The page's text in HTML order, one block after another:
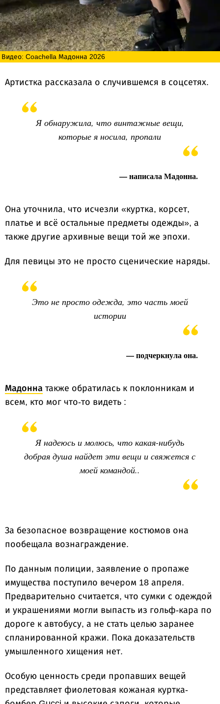
Видео: Coachella Мадонна 2026
Артистка рассказала о случившемся в соцсетях.
Я обнаружила, что винтажные вещи,
которые я носила, пропали
— написала Мадонна.
Она уточнила, что исчезли «куртка, корсет,
платье и всё остальные предметы одежды», а
также другие архивные вещи той же эпохи.
Для певицы это не просто сценические наряды.
Это не просто одежда, это часть моей
истории
— подчеркнула она.
Мадонна также обратилась к поклонникам и
всем, кто мог что-то видеть :
Я надеюсь и молюсь, что какая-нибудь
добрая душа найдет эти вещи и свяжется с
моей командой..
За безопасное возвращение костюмов она
пообещала вознаграждение.
По данным полиции, заявление о пропаже
имущества поступило вечером 18 апреля.
Предварительно считается, что сумки с одеждой
и украшениями могли выпасть из гольф-кара по
дороге к автобусу, а не стать целью заранее
спланированной кражи. Пока доказательств
умышленного хищения нет.
Особую ценность среди пропавших вещей
представляет фиолетовая кожаная куртка-